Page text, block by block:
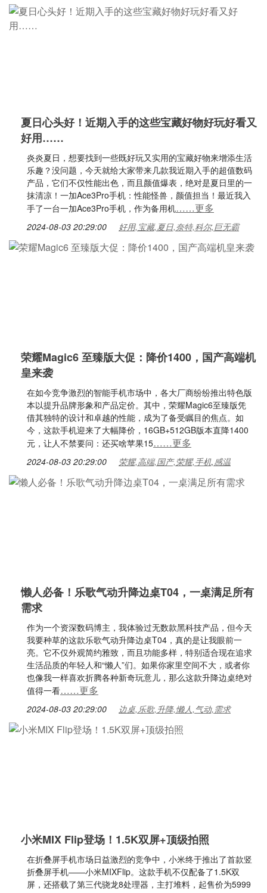
夏日心头好！近期入手的这些宝藏好物好玩好看又
好用……
炎炎夏日，想要找到一些既好玩又实用的宝藏好物来增添生活
乐趣？没问题，今天就给大家带来几款我近期入手的超值数码
产品，它们不仅性能出色，而且颜值爆表，绝对是夏日里的一
抹清凉！一加Ace3Pro手机：性能怪兽，颜值担当！最近我入
手了一台一加Ace3Pro手机，作为备用机……更多
2024-08-03 20:29:00 好用,宝藏,夏日,奈特,科尔,巨无霸
荣耀Magic6 至臻版大促：降价1400，国产高端机
皇来袭
在如今竞争激烈的智能手机市场中，各大厂商纷纷推出特色版
本以提升品牌形象和产品定价。其中，荣耀Magic6至臻版凭
借其独特的设计和卓越的性能，成为了备受瞩目的焦点。如
今，这款手机迎来了大幅降价，16GB+512GB版本直降1400
元，让人不禁要问：还买啥苹果15……更多
2024-08-03 20:29:00 荣耀,高端,国产,荣耀,手机,感温
懒人必备！乐歌气动升降边桌T04，一桌满足所有
需求
作为一个资深数码博主，我体验过无数款黑科技产品，但今天
我要种草的这款乐歌气动升降边桌T04，真的是让我眼前一
亮。它不仅外观简约雅致，而且功能多样，特别适合现在追求
生活品质的年轻人和“懒人”们。如果你家里空间不大，或者你
也像我一样喜欢折腾各种新奇玩意儿，那么这款升降边桌绝对
值得一看……更多
2024-08-03 20:29:00 边桌,乐歌,升降,懒人,气动,需求
小米MIX Flip登场！1.5K双屏+顶级拍照
在折叠屏手机市场日益激烈的竞争中，小米终于推出了首款竖
折叠屏手机——小米MIXFlip。这款手机不仅配备了1.5K双
屏，还搭载了第三代骁龙8处理器，主打堆料，起售价为5999